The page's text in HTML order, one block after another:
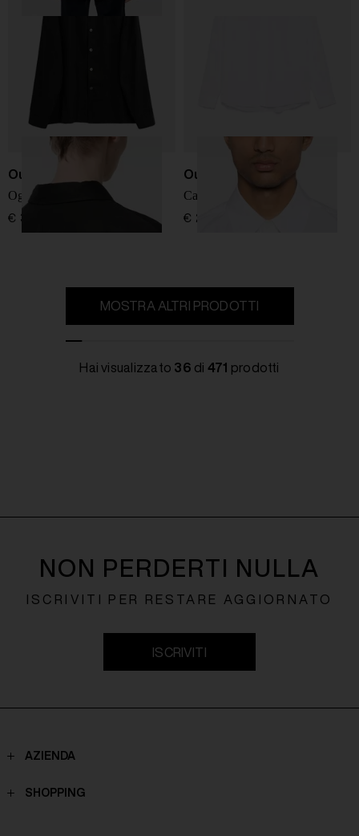
Our Legacy
Ogni Camicia
€ 360,00
Our Legacy
Camicia Beyond
€ 260,00
MOSTRA ALTRI PRODOTTI
Hai visualizzato 36 di 471 prodotti
NON PERDERTI NULLA
ISCRIVITI PER RESTARE AGGIORNATO
ISCRIVITI
AZIENDA
Contatti
SHOPPING